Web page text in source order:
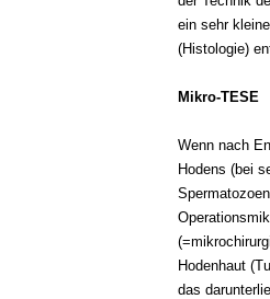
ein sehr
(Histologie)
Mikro-TESE
Wenn nach
Hodens (bei
Hodenhaut
das